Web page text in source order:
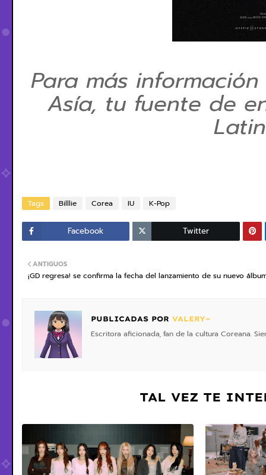
Para más
Asía, tu fuente de
Tags Billlie Corea IU K-Pop
Facebook Twitter
ANTIGUOS
¡GD regresa! se confirma la fecha del lanzamiento de su nuevo
PUBLICADAS POR VALERY~
Escritora aficionada, fan de la cultura Coreana.
TAL VEZ TE